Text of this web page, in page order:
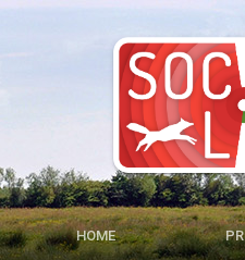
HOME